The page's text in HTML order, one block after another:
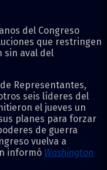
del Congreso
que restringen
sin aval del
Representantes,
seis líderes del
el jueves un
planes para forzar
de guerra
vuelva a
informó Washington